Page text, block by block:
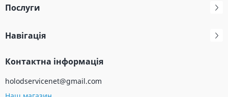
Послуги
Навігація
Контактна інформація
holodservicenet@gmail.com